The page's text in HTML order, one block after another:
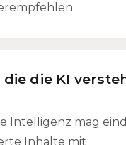
die die KI
Intelligenz mag
Inhalte mit